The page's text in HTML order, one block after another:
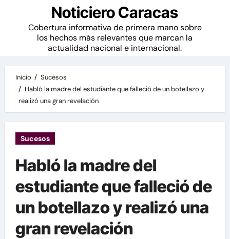
Noticiero Caracas
Cobertura informativa de primera mano sobre
los hechos más relevantes que marcan la
actualidad nacional e internacional.
Inicio
Sucesos
Habló la madre del estudiante que falleció de un botellazo y
realizó una gran revelación
Sucesos
Habló la madre del
estudiante que falleció de
un botellazo y realizó una
gran revelación